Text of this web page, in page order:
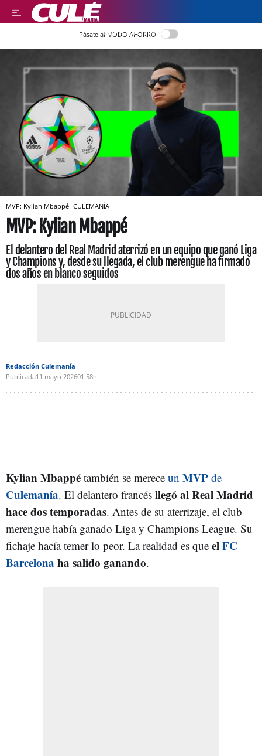
LLEGIR EN CATALÀ
Pásate al MODO AHORRO
MVP: Kylian Mbappé CULEMANÍA
MVP: Kylian Mbappé
El delantero del Real Madrid aterrizó en un equipo que ganó Liga
y Champions y, desde su llegada, el club merengue ha firmado
dos años en blanco seguidos
Redacción Culemanía
Publicada11 mayo 202601:58h
Kylian Mbappé también se merece un MVP de
Culemanía. El delantero francés llegó al Real Madrid
hace dos temporadas. Antes de su aterrizaje, el club
merengue había ganado Liga y Champions League. Su
fichaje hacía temer lo peor. La realidad es que elFC
Barcelona ha salido ganando.